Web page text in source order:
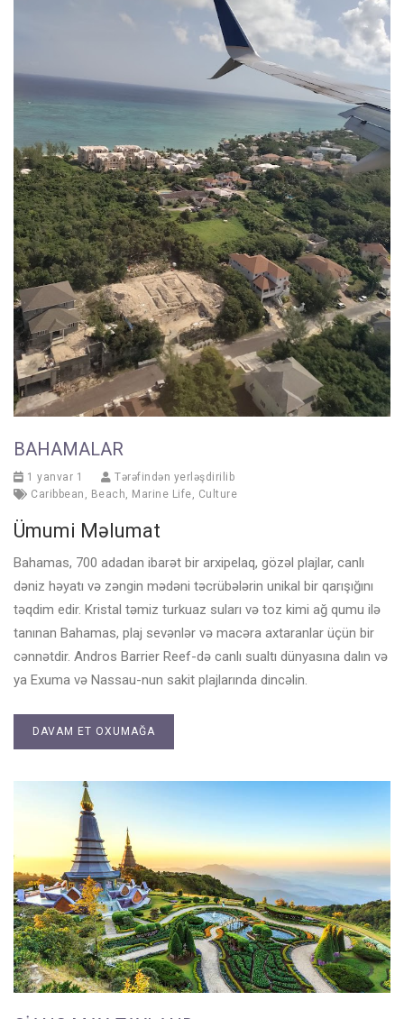
BAHAMALAR
1 yanvar 1
Tərəfindən yerləşdirilib
Caribbean , Beach, Marine Life, Culture
Ümumi Məlumat
Bahamas, 700 adadan ibarət bir arxipelaq, gözəl plajlar, canlı
dəniz həyatı və zəngin mədəni təcrübələrin unikal bir qarışığını
təqdim edir. Kristal təmiz turkuaz suları və toz kimi ağ qumu ilə
tanınan Bahamas, plaj sevənlər və macəra axtaranlar üçün bir
cənnətdir. Andros Barrier Reef-də canlı sualtı dünyasına dalın və
ya Exuma və Nassau-nun sakit plajlarında dincəlin.
DAVAM ET OXUMAĞA